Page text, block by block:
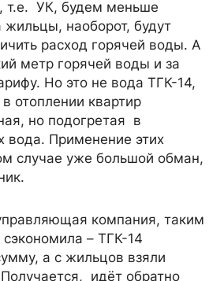
т.е. УК, будем меньше
жильцы, наоборот, будут
расход горячей воды. А
метр горячей воды и за
Но это не вода ТГК-14,
отоплении квартир
но подогретая в
вода. Применение этих
случае уже большой обман,
компания, таким
– ТГК-14
а с жильцов взяли
идёт обратно